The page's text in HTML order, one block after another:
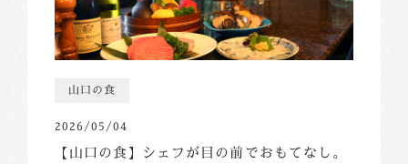
山口の食
2026/05/04
【山口の食】シェフが目の前でおもてなし。